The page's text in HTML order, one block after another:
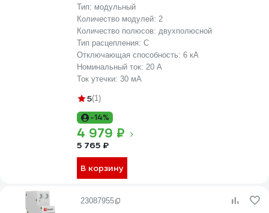
Тип: модульный
Количество модулей: 2
Количество полюсов: двухполюсной
Тип расцепления: C
Отключающая способность: 6 кА
Номинальный ток: 20 А
Ток утечки: 30 мА
5(1)
-14%
4 979 ₽
5 765 ₽
В корзину
23087955